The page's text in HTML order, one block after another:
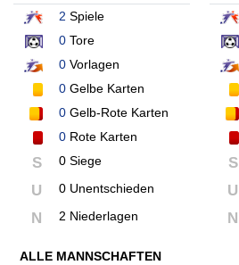
2 Spiele
0 Tore
0 Vorlagen
0 Gelbe Karten
0 Gelb-Rote Karten
0 Rote Karten
S 0 Siege
U 0 Unentschieden
N 2 Niederlagen
S
U
N
ALLE MANNSCHAFTEN